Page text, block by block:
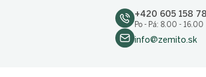
+420 605 158
Po - Pá: 8.00 - 16.00
info@zemito.sk